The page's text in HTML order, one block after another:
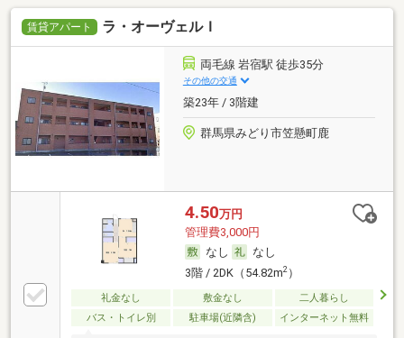
賃貸アパート ラ・オーヴェルＩ
両毛線 岩宿駅 徒歩35分
その他の交通
築23年 / 3階建
群馬県みどり市笠懸町鹿
4.50万円
管理費3,000円
なし
なし
3階 / 2DK（54.82m2）
礼金なし 敷金なし
二人暮らし
バス・トイレ別
駐車場(近隣含) インターネット無料